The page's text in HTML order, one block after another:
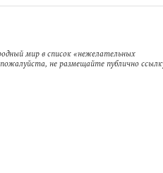
мир в список «нежелательных
не размещайте публично